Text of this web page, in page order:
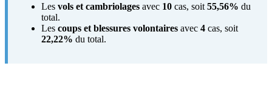
Les vols et cambriolages avec 10 cas, soit 55,56% du
total.
Les coups et blessures volontaires avec 4 cas, soit
22,22% du total.